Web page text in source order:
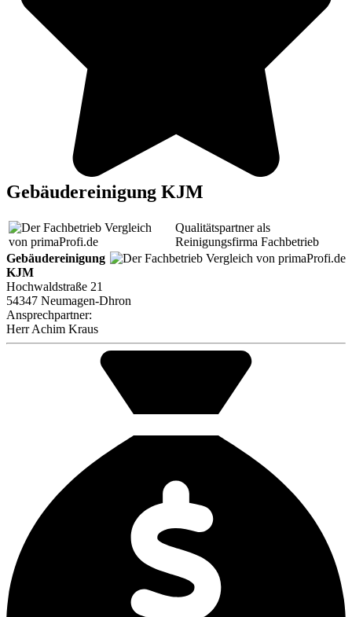
Gebäudereinigung KJM
Qualitätspartner als
Reinigungsfirma Fachbetrieb
Gebäudereinigung
KJM
Hochwaldstraße 21
54347 Neumagen-Dhron
Ansprechpartner:
HerrAchim Kraus